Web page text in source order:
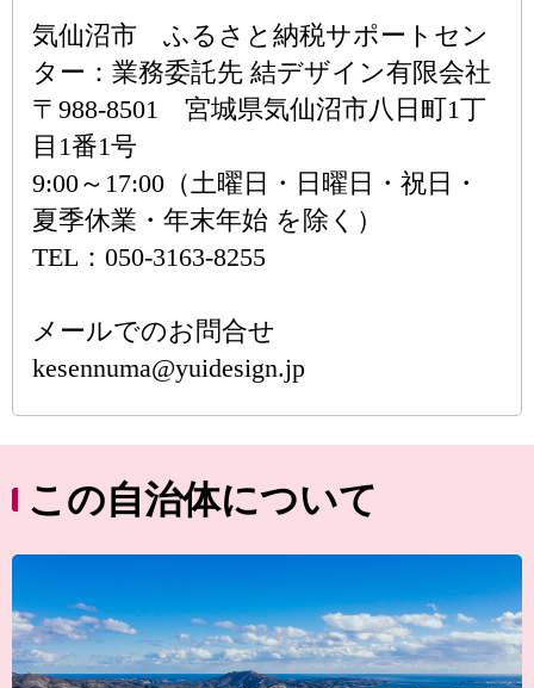
気仙沼市 ふるさと納税サポートセン
ター：業務委託先 結デザイン有限会社
〒988-8501 宮城県気仙沼市八日町1丁
目1番1号
9:00～17:00（土曜日・日曜日・祝日・
夏季休業・年末年始 を除く）
TEL：050-3163-8255
メールでのお問合せ
kesennuma@yuidesign.jp
この自治体について